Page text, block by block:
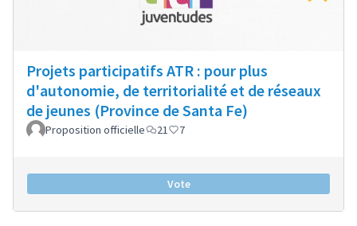
Projets participatifs ATR : pour plus
d'autonomie, de territorialité et de réseaux
de jeunes (Province de Santa Fe)
Proposition officielle 21 7
Vote